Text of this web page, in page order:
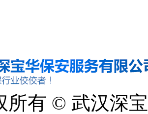
所有 © 武汉深